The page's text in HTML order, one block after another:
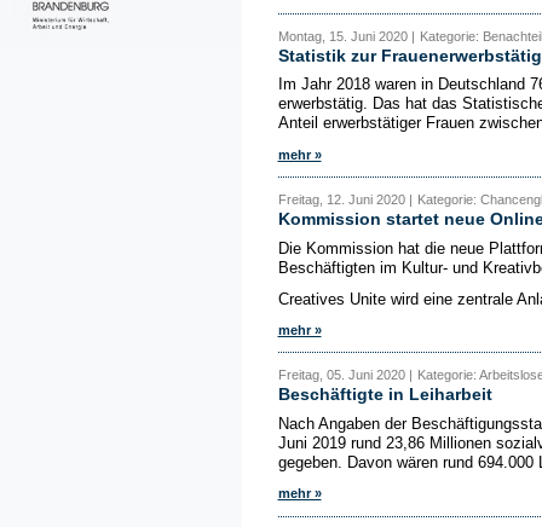
Montag, 15. Juni 2020 | Kategorie:
Statistik zur
Im Jahr 2018 waren in Deutschland
erwerbstätig. Das hat das
Anteil erwerbstätiger Frauen
mehr »
Freitag, 12. Juni 2020 | Kategorie:
Kommission startet neue
Die Kommission hat die neue
Beschäftigten im Kultur- und
Creatives Unite wird eine zentrale
mehr »
Freitag, 05. Juni 2020 | Kategorie:
Beschäftigte in Leiharbeit
Nach Angaben der
Juni 2019 rund 23,86 Millionen
gegeben. Davon wären rund
mehr »